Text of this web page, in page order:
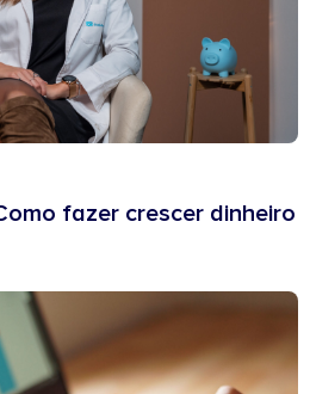
fazer crescer dinheiro